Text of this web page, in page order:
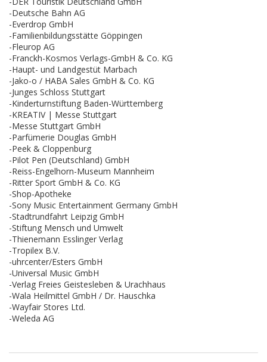
-Deutsche Bahn AG
-Everdrop GmbH
-Familienbildungsstätte Göppingen
-Fleurop AG
-Franckh-Kosmos Verlags-GmbH & Co. KG
-Haupt- und Landgestüt Marbach
-Jako-o / HABA Sales GmbH & Co. KG
-Junges Schloss Stuttgart
-Kinderturnstiftung Baden-Württemberg
-KREATIV | Messe Stuttgart
-Messe Stuttgart GmbH
-Parfümerie Douglas GmbH
-Peek & Cloppenburg
-Pilot Pen (Deutschland) GmbH
-Reiss-Engelhorn-Museum Mannheim
-Ritter Sport GmbH & Co. KG
-Shop-Apotheke
-Sony Music Entertainment Germany GmbH
-Stadtrundfahrt Leipzig GmbH
-Stiftung Mensch und Umwelt
-Thienemann Esslinger Verlag
-Tropilex B.V.
-uhrcenter/Esters GmbH
-Universal Music GmbH
-Verlag Freies Geistesleben & Urachhaus
-Wala Heilmittel GmbH / Dr. Hauschka
-Wayfair Stores Ltd.
-Weleda AG